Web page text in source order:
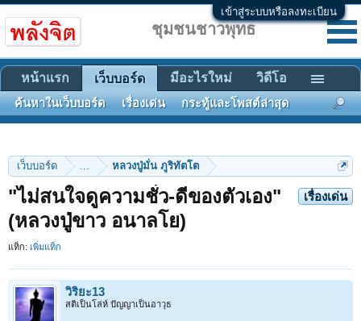
เข้าสู่ระบบหรือลงทะเบียน
เว็บบอร์ด ... หลวงปู่มั่น ภูริทัตโต
เรื่องเด่น
"ไม่สนใจดูความชั่ว-ดีของตัวเอง"
(หลวงปู่ขาว อนาลโย)
แท็ก: เพิ่มแท็ก
วิริยะ13
สติเป็นโล่ห์ ปัญญาเป็นอาวุธ
ชุมชนชาวพุทธ
หน้าแรก เว็บบอร์ด
ค้นหาในเว็บบอร์ด เรื่องเด่น กระทู้และโพสต์ล่าสุด
มีอะไรใหม่ วิดีโอ